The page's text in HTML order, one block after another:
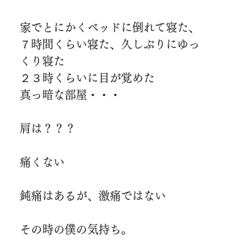
家でとにかくベッドに倒れて寝た、
７時間くらい寝た、久しぶりにゆっ
くり寝た
２３時くらいに目が覚めた
真っ暗な部屋・・・
肩は？？？
痛くない
鈍痛はあるが、激痛ではない
その時の僕の気持ち。